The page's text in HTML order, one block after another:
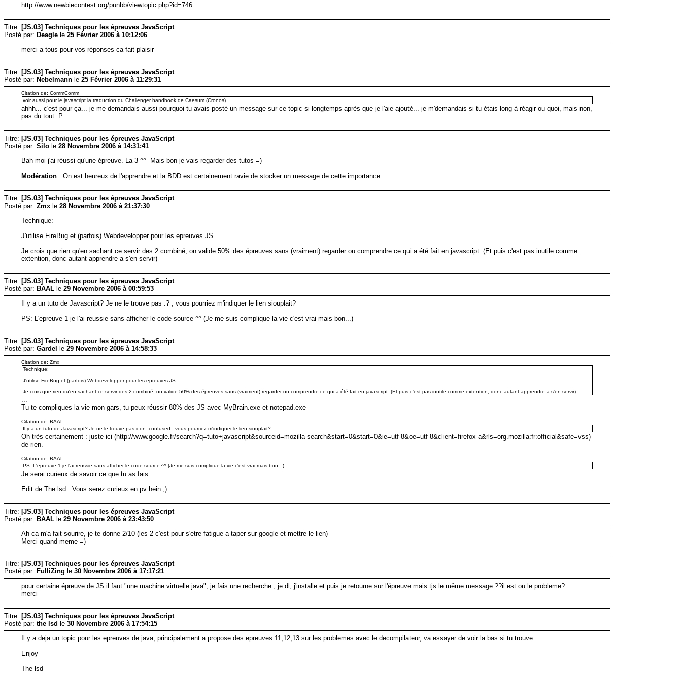
http://www.newbiecontest.org/punbb/viewtopic.php?id=746
Titre: [JS.03] Techniques pour les épreuves JavaScript
Posté par: Deagle le 25 Février 2006 à 10:12:06
merci a tous pour vos réponses ca fait plaisir
Titre: [JS.03] Techniques pour les épreuves JavaScript
Posté par: Nebelmann le 25 Février 2006 à 11:29:31
Citation de: CommComm
voir aussi pour le javascript la traduction du Challenger handbook de Caesum (Cronos)
ahhh... c'est pour ça... je me demandais aussi pourquoi tu avais posté un message sur ce topic si longtemps après que je l'aie ajouté... je m'demandais si tu étais long à réagir ou quoi, mais non,
pas du tout :P
Titre: [JS.03] Techniques pour les épreuves JavaScript
Posté par: Silo le 28 Novembre 2006 à 14:31:41
Bah moi j'ai réussi qu'une épreuve. La 3 ^^ Mais bon je vais regarder des tutos =)
Modération : On est heureux de l'apprendre et la BDD est certainement ravie de stocker un message de cette importance.
Titre: [JS.03] Techniques pour les épreuves JavaScript
Posté par: Zmx le 28 Novembre 2006 à 21:37:30
Technique:
J'utilise FireBug et (parfois) Webdevelopper pour les epreuves JS.
Je crois que rien qu'en sachant ce servir des 2 combiné, on valide 50% des épreuves sans (vraiment) regarder ou comprendre ce qui a été fait en javascript. (Et puis c'est pas inutile comme
extention, donc autant apprendre a s'en servir)
Titre: [JS.03] Techniques pour les épreuves JavaScript
Posté par: BAAL le 29 Novembre 2006 à 00:59:53
Il y a un tuto de Javascript? Je ne le trouve pas :? , vous pourriez m'indiquer le lien siouplait?
PS: L'epreuve 1 je l'ai reussie sans afficher le code source ^^ (Je me suis complique la vie c'est vrai mais bon...)
Titre: [JS.03] Techniques pour les épreuves JavaScript
Posté par: Gardel le 29 Novembre 2006 à 14:58:33
Citation de: Zmx
Technique:
J'utilise FireBug et (parfois) Webdevelopper pour les epreuves JS.
Je crois que rien qu'en sachant ce servir des 2 combiné, on valide 50% des épreuves sans (vraiment) regarder ou comprendre ce qui a été fait en javascript. (Et puis c'est pas inutile comme extention, donc autant apprendre a s'en servir)
Tu te compliques la vie mon gars, tu peux réussir 80% des JS avec MyBrain.exe et notepad.exe
Citation de: BAAL
Il y a un tuto de Javascript? Je ne le trouve pas icon_confused , vous pourriez m'indiquer le lien siouplait?
Oh très certainement : juste ici (http://www.google.fr/search?q=tuto+javascript&sourceid=mozilla-search&start=0&start=0&ie=utf-8&oe=utf-8&client=firefox-a&rls=org.mozilla:fr:official&safe=vss)
de rien.
Citation de: BAAL
PS: L'epreuve 1 je l'ai reussie sans afficher le code source ^^ (Je me suis complique la vie c'est vrai mais bon...)
Je serai curieux de savoir ce que tu as fais.
Edit de The lsd : Vous serez curieux en pv hein ;)
Titre: [JS.03] Techniques pour les épreuves JavaScript
Posté par: BAAL le 29 Novembre 2006 à 23:43:50
Ah ca m'a fait sourire, je te donne 2/10 (les 2 c'est pour s'etre fatigue a taper sur google et mettre le lien)
Merci quand meme =)
Titre: [JS.03] Techniques pour les épreuves JavaScript
Posté par: FulliZing le 30 Novembre 2006 à 17:17:21
pour certaine épreuve de JS il faut "une machine virtuelle java", je fais une recherche , je dl, j'installe et puis je retourne sur l'épreuve mais tjs le même message ??il est ou le probleme?
merci
Titre: [JS.03] Techniques pour les épreuves JavaScript
Posté par: the lsd le 30 Novembre 2006 à 17:54:15
Il y a deja un topic pour les epreuves de java, principalement a propose des epreuves 11,12,13 sur les problemes avec le decompilateur, va essayer de voir la bas si tu trouve
Enjoy
The lsd